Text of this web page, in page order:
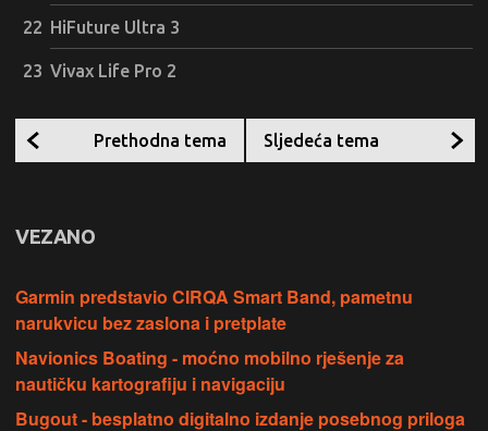
HiFuture Ultra 3
Vivax Life Pro 2
Prethodna tema Sljedeća tema
VEZANO
Garmin predstavio CIRQA Smart Band, pametnu
narukvicu bez zaslona i pretplate
Navionics Boating - moćno mobilno rješenje za
nautičku kartografiju i navigaciju
Bugout - besplatno digitalno izdanje posebnog priloga